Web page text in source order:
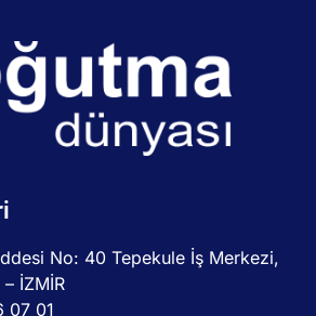
No: 40 Tepekule İş Merkezi,
İZMİR
07 01